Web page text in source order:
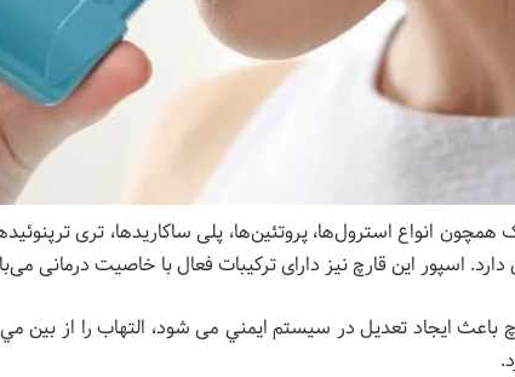
همچون انواع استرول‌ها، پروتئین‌ها، پلی ساکاریدها، تری
اسپور این قارچ نیز دارای ترکیبات فعال با خاصیت درمانی
ايجاد تعديل در سيستم ايمني می شود، التهاب را از بين